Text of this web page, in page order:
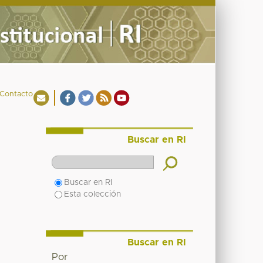
Buscar en RI
Buscar en RI
Esta colección
Buscar en RI
Por